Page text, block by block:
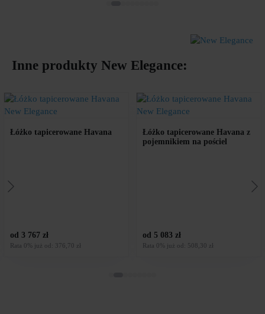
Inne produkty New Elegance:
Łóżko tapicerowane Havana
od 3 767 zł
Rata 0% już od: 376,70 zł
Łóżko tapicerowane Havana z
pojemnikiem na pościel
od 5 083 zł
Rata 0% już od: 508,30 zł